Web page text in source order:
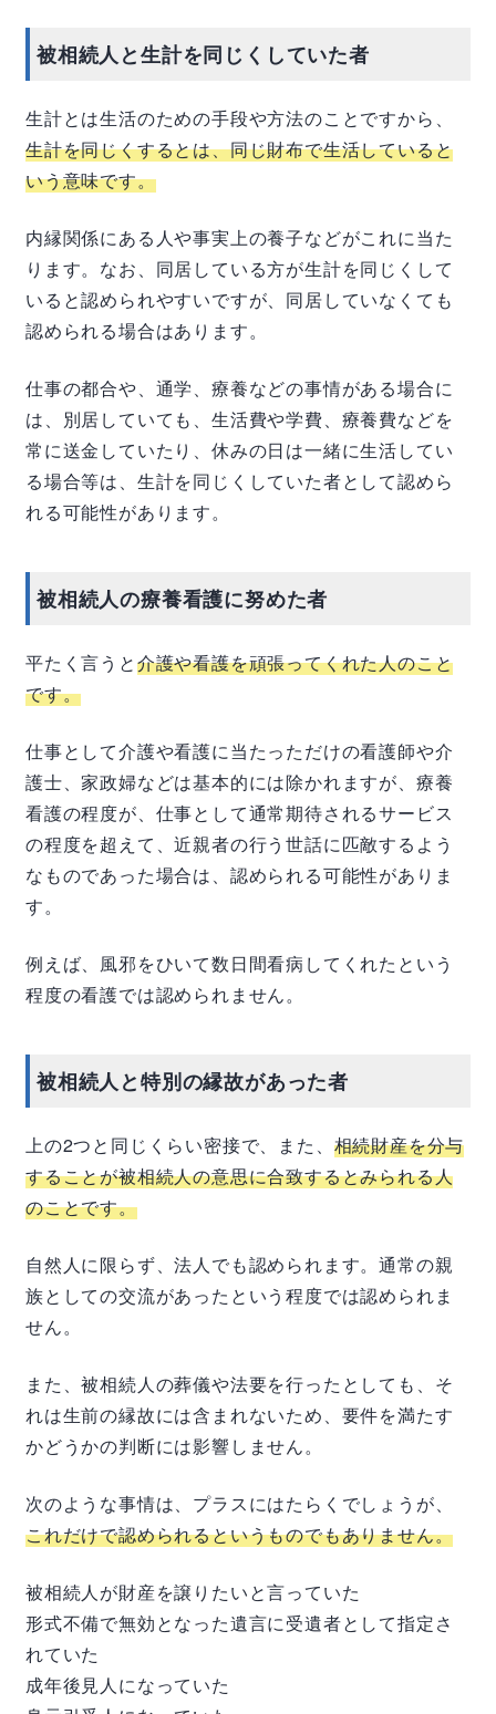
被相続人と生計を同じくしていた者
生計とは生活のための手段や方法のことですから、
生計を同じくするとは、同じ財布で生活していると
いう意味です。
内縁関係にある人や事実上の養子などがこれに当た
ります。なお、同居している方が生計を同じくして
いると認められやすいですが、同居していなくても
認められる場合はあります。
仕事の都合や、通学、療養などの事情がある場合に
は、別居していても、生活費や学費、療養費などを
常に送金していたり、休みの日は一緒に生活してい
る場合等は、生計を同じくしていた者として認めら
れる可能性があります。
被相続人の療養看護に努めた者
平たく言うと介護や看護を頑張ってくれた人のこと
です。
仕事として介護や看護に当たっただけの看護師や介
護士、家政婦などは基本的には除かれますが、療養
看護の程度が、仕事として通常期待されるサービス
の程度を超えて、近親者の行う世話に匹敵するよう
なものであった場合は、認められる可能性がありま
す。
例えば、風邪をひいて数日間看病してくれたという
程度の看護では認められません。
被相続人と特別の縁故があった者
上の2つと同じくらい密接で、また、 相続財産を分与
することが被相続人の意思に合致するとみられる人
のことです。
自然人に限らず、法人でも認められます。通常の親
族としての交流があったという程度では認められま
せん。
また、被相続人の葬儀や法要を行ったとしても、そ
れは生前の縁故には含まれないため、要件を満たす
かどうかの判断には影響しません。
次のような事情は、プラスにはたらくでしょうが、
これだけで認められるというものでもありません。
被相続人が財産を譲りたいと言っていた
形式不備で無効となった遺言に受遺者として指定さ
れていた
成年後見人になっていた